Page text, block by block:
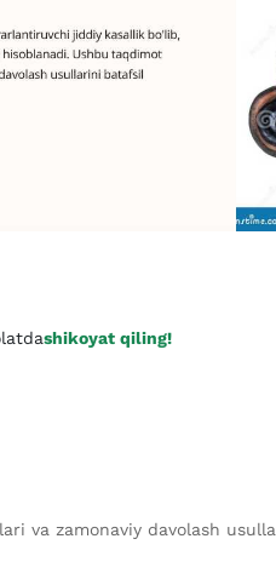
shikoyat qiling!
va zamonaviy davolash